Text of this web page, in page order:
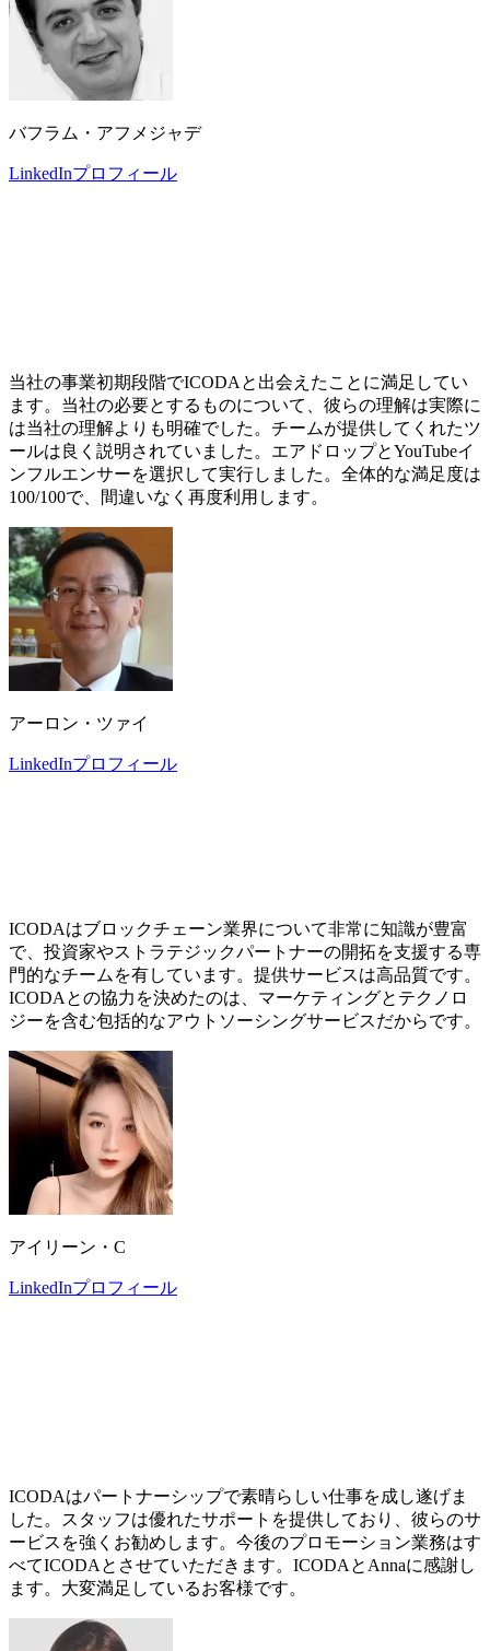
バフラム・アフメジャデ
LinkedInプロフィール
当社の事業初期段階でICODAと出会えたことに満足してい
ます。当社の必要とするものについて、彼らの理解は実際に
は当社の理解よりも明確でした。チームが提供してくれたツ
ールは良く説明されていました。エアドロップとYouTubeイ
ンフルエンサーを選択して実行しました。全体的な満足度は
100/100で、間違いなく再度利用します。
アーロン・ツァイ
LinkedInプロフィール
ICODAはブロックチェーン業界について非常に知識が豊富
で、投資家やストラテジックパートナーの開拓を支援する専
門的なチームを有しています。提供サービスは高品質です。
ICODAとの協力を決めたのは、マーケティングとテクノロ
ジーを含む包括的なアウトソーシングサービスだからです。
アイリーン・C
LinkedInプロフィール
ICODAはパートナーシップで素晴らしい仕事を成し遂げま
した。スタッフは優れたサポートを提供しており、彼らのサ
ービスを強くお勧めします。今後のプロモーション業務はす
べてICODAとさせていただきます。ICODAとAnnaに感謝し
ます。大変満足しているお客様です。